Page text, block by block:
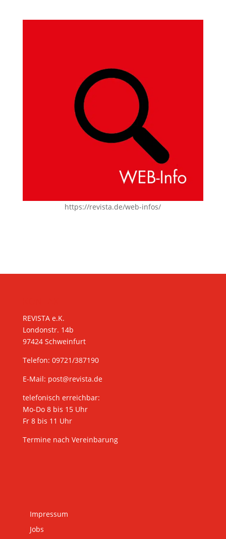
https://revista.de/web-infos/
REVISTA e.K.
Londonstr. 14b
97424 Schweinfurt
Telefon: 09721/387190
E-Mail: post@revista.de
telefonisch erreichbar:
Mo-Do 8 bis 15 Uhr
Fr 8 bis 11 Uhr
Termine nach Vereinbarung
Impressum
Jobs